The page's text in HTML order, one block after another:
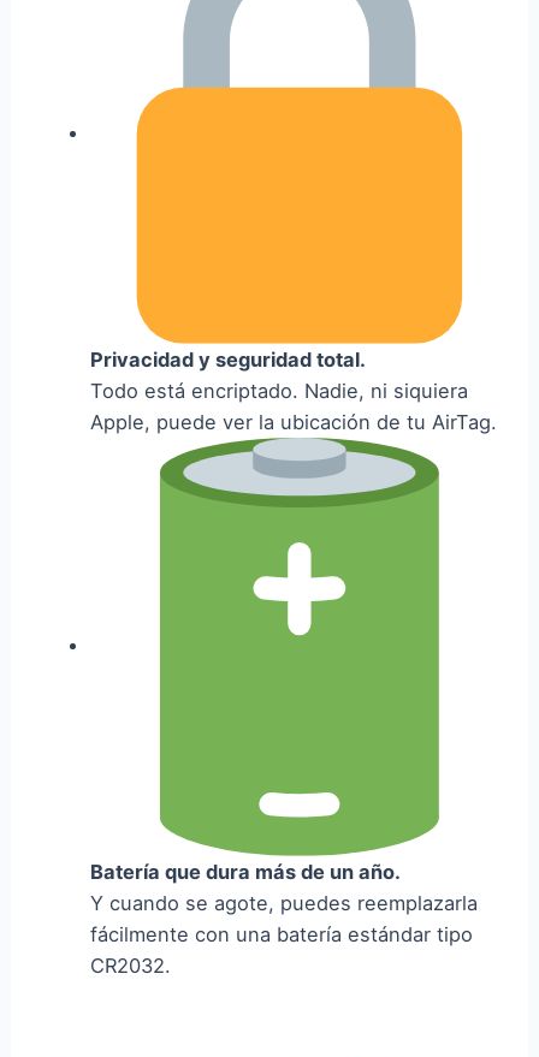
Privacidad y seguridad total.
Todo está encriptado. Nadie, ni siquiera
Apple, puede ver la ubicación de tu AirTag.
Batería que dura más de un año.
Y cuando se agote, puedes reemplazarla
fácilmente con una batería estándar tipo
CR2032.